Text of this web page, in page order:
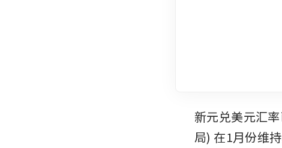
新元兑美元汇
局) 在1月份维